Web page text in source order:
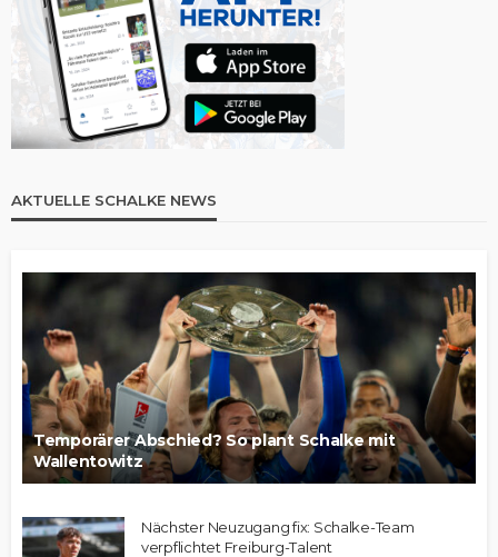
AKTUELLE SCHALKE NEWS
Temporärer Abschied? So plant Schalke mit
Wallentowitz
Nächster Neuzugang fix: Schalke-Team
verpflichtet Freiburg-Talent